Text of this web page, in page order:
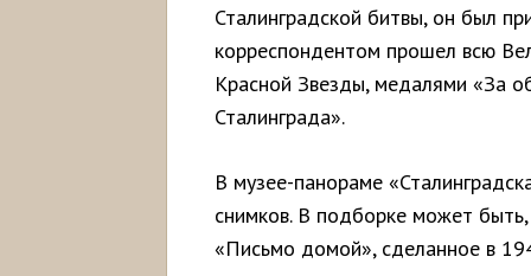
Сталинградской битвы, он был
корреспондентом прошел всю
Красной Звезды, медалями «За
Сталинграда».
В музее-панораме
снимков. В подборке может
«Письмо домой», сделанное в